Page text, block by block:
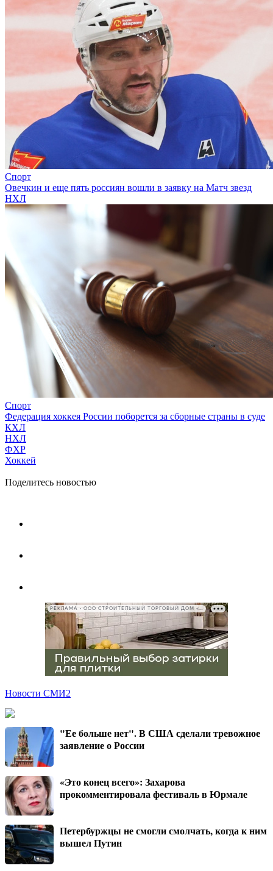
Спорт
Овечкин и еще пять россиян вошли в заявку на Матч звезд
НХЛ
Спорт
Федерация хоккея России поборется за сборные страны в суде
КХЛ
НХЛ
ФХР
Хоккей
Поделитесь новостью
РЕКЛАМА • ООО СТРОИТЕЛЬНЫЙ ТОРГОВЫЙ ДОМ «ПЕТРОВИЧ», ИНН 7802348846
Новости СМИ2
"Ее больше нет". В США сделали тревожное
заявление о России
«Это конец всего»: Захарова
прокомментировала фестиваль в Юрмале
Петербуржцы не смогли смолчать, когда к ним
вышел Путин